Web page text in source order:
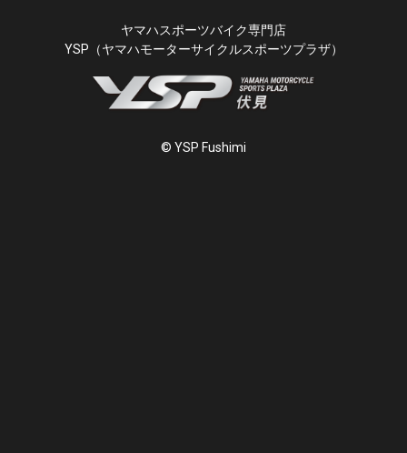
ヤマハスポーツバイク専門店
YSP（ヤマハモーターサイクルスポーツプラザ）
© YSP Fushimi